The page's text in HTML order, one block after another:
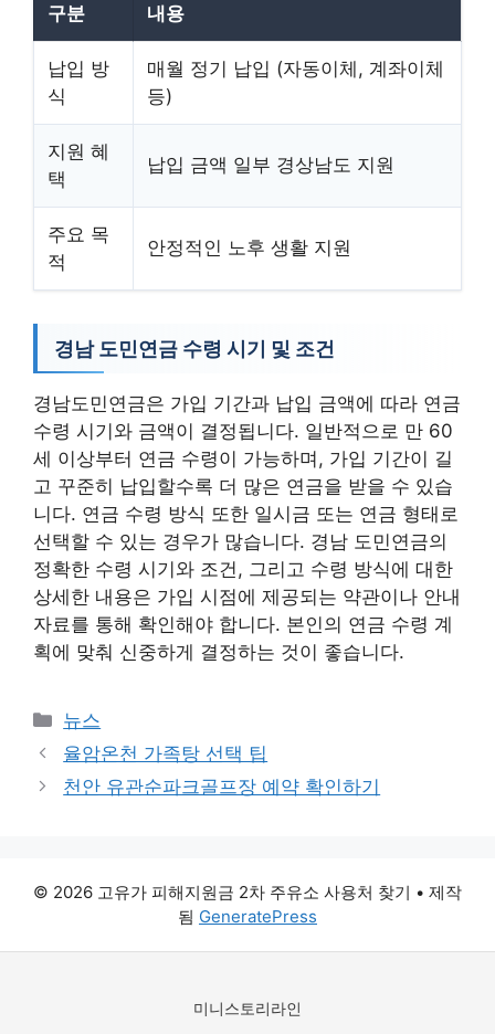
구분 내용
납입 방
식
매월 정기 납입 (자동이체, 계좌이체
등)
지원 혜
택
납입 금액 일부 경상남도 지원
주요 목
적
안정적인 노후 생활 지원
경남 도민연금 수령 시기 및 조건
경남도민연금은 가입 기간과 납입 금액에 따라 연금
수령 시기와 금액이 결정됩니다. 일반적으로 만 60
세 이상부터 연금 수령이 가능하며, 가입 기간이 길
고 꾸준히 납입할수록 더 많은 연금을 받을 수 있습
니다. 연금 수령 방식 또한 일시금 또는 연금 형태로
선택할 수 있는 경우가 많습니다. 경남 도민연금의
정확한 수령 시기와 조건, 그리고 수령 방식에 대한
상세한 내용은 가입 시점에 제공되는 약관이나 안내
자료를 통해 확인해야 합니다. 본인의 연금 수령 계
획에 맞춰 신중하게 결정하는 것이 좋습니다.
카
테
리
뉴스
율암온천 가족탕 선택 팁
천안 유관순파크골프장 예약 확인하기
© 2026 고유가 피해지원금 2차 주유소 사용처 찾기 • 제작
됨 GeneratePress
미니스토리라인